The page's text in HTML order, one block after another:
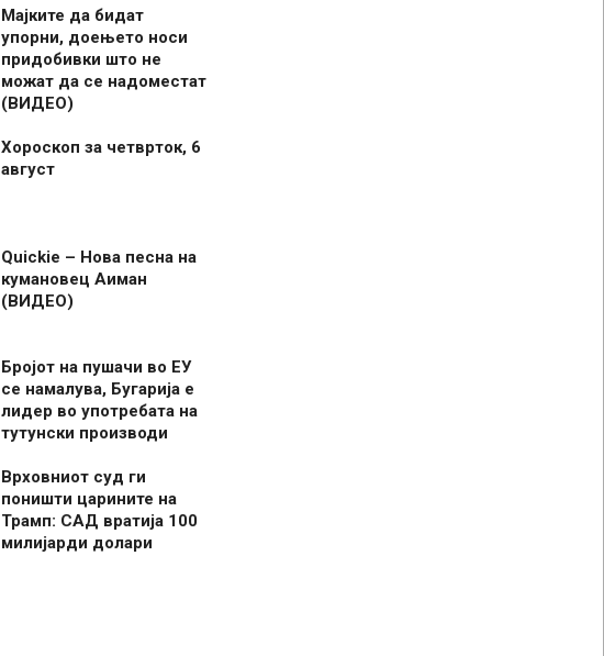
Мајките да бидат
упорни, доењето носи
придобивки што не
можат да се надоместат
(ВИДЕО)
Хороскоп за четврток, 6
август
Quickie – Нова песна на
кумановец Аиман
(ВИДЕО)
Бројот на пушачи во ЕУ
се намалува, Бугарија е
лидер во употребата на
тутунски производи
Врховниот суд ги
поништи царините на
Трамп: САД вратија 100
милијарди долари